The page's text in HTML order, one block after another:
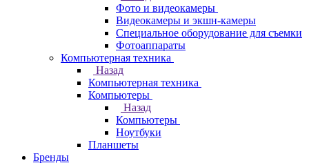
Фото и видеокамеры
Видеокамеры и экшн-камеры
Специальное оборудование для съемки
Фотоаппараты
Компьютерная техника
Назад
Компьютерная техника
Компьютеры
Назад
Компьютеры
Ноутбуки
Планшеты
Бренды